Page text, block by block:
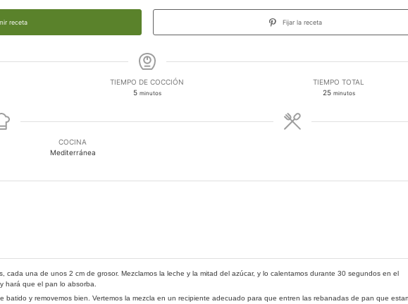
receta Fijar la receta
TIEMPO DE COCCIÓN
5minutos
minutos
TIEMPO TOTAL
25minutos
minutos
COCINA
Mediterránea
cada una de unos 2 cm de grosor. Mezclamos la leche y la mitad del azúcar, y lo calentamos durante 30 segundos en el
hará que el pan lo absorba.
batido y removemos bien. Vertemos la mezcla en un recipiente adecuado para que entren las rebanadas de pan que